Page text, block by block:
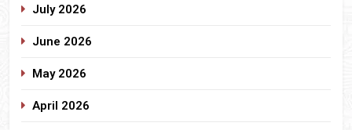
July 2026
June 2026
May 2026
April 2026